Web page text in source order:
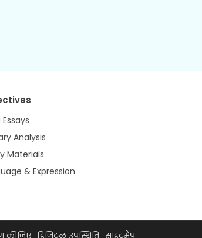
Essays
Analysis
Materials
& Expression
कीजिए डिजिटल उपस्थिति साइटमैप